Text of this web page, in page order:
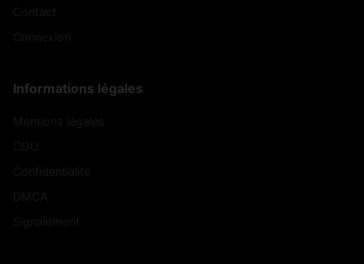
Informations légales